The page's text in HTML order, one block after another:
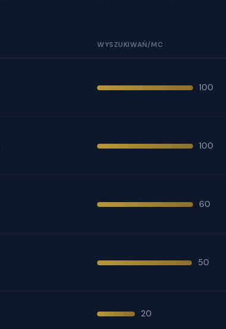
WYSZUKIWAŃ/MC
100
100
60
50
20